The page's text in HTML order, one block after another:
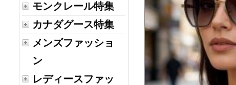
モンクレール特集
カナダグース特集
メンズファッショ
ン
レディースファッ